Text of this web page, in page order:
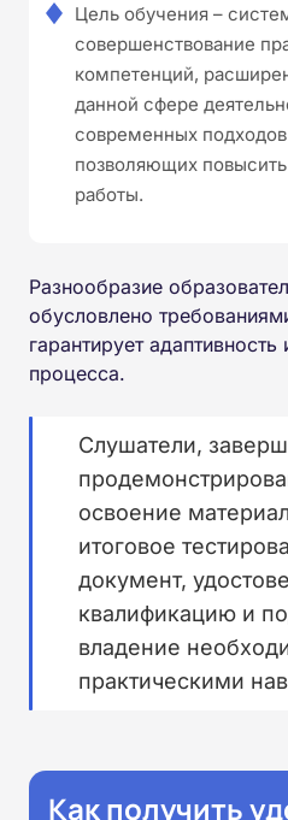
Цель обучения –
совершенствование
компетенций,
данной сфере
современных
позволяющих
работы.
Разнообразие
обусловлено
гарантирует
процесса.
Слушатели,
освоение
итоговое
документ,
квалификацию и
владение
практическими
Как получить